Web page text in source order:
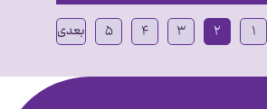
۱ ۲ ۳ ۴ ۵ بعدی